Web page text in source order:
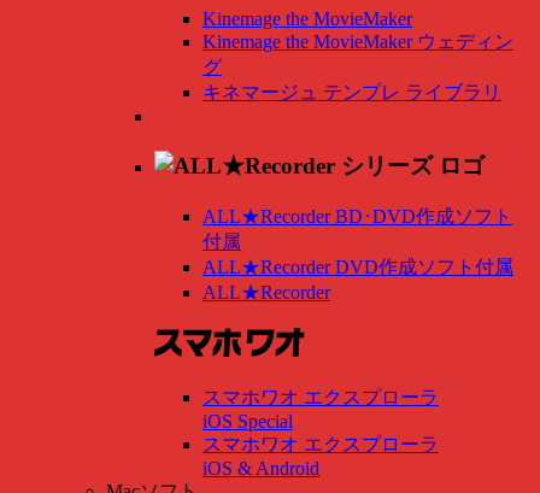
Kinemage the MovieMaker
Kinemage the MovieMaker ウェディン
グ
キネマージュ テンプレ ライブラリ
ALL★Recorder BD･DVD作成ソフト
付属
ALL★Recorder DVD作成ソフト付属
ALL★Recorder
スマホワオ エクスプローラ
iOS Special
スマホワオ エクスプローラ
iOS & Android